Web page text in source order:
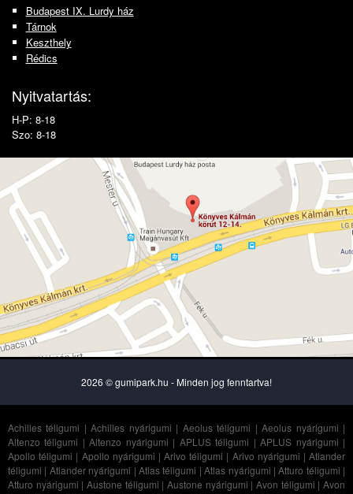
Budapest IX. Lurdy ház
Tárnok
Keszthely
Rédics
Nyitvatartás:
H-P: 8-18
Szo: 8-18
2026 © gumipark.hu - Minden jog fenntartva!
Achilles téligumi |Achilles nyárigumi | Aeolus téligumi |Aeolus nyárigumi |
Altenzo téligumi |Altenzo nyárigumi | APLUS téligumi |APLUS nyárigumi |
Apollo téligumi | Apollo nyárigumi |Arivo téligumi | Arivo nyárigumi |Atlander
téligumi | Atlander nyárigumi | Atlas téligumi |Atlas nyárigumi |Atturo téligumi |
Atturo nyárigumi |Austone téligumi |Austone nyárigumi |Avon téligumi |Avon